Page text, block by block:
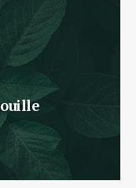
ferme pour